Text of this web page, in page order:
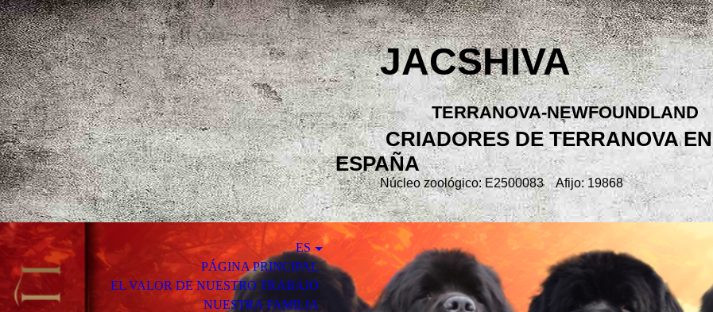
JACSHIVA
TERRANOVA-NEWFOUNDLAND
CRIADORES DE TERRANOVA EN
ESPAÑA
Núcleo zoológico: E2500083 Afijo: 19868
ES
PÁGINA PRINCIPAL
EL VALOR DE NUESTRO TRABAJO
NUESTRA FAMILIA